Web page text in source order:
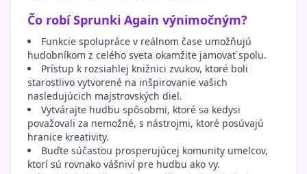
Čo robí Sprunki Again výnimočným?
Funkcie spolupráce v reálnom čase umožňujú
hudobníkom z celého sveta okamžite jamovať spolu.
Prístup k rozsiahlej knižnici zvukov, ktoré boli
starostlivo vytvorené na inšpirovanie vašich
nasledujúcich majstrovských diel.
Vytvárajte hudbu spôsobmi, ktoré sa kedysi
považovali za nemožné, s nástrojmi, ktoré posúvajú
hranice kreativity.
Buďte súčasťou prosperujúcej komunity umelcov,
ktorí sú rovnako vášniví pre hudbu ako vy.